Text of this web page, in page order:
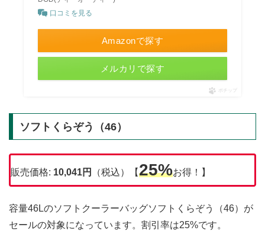
口コミを見る
Amazonで探す
メルカリで探す
ポチップ
ソフトくらぞう（46）
販売価格: 10,041円 （税込）【25%お得！】
容量46Lのソフトクーラーバッグソフトくらぞう（46）が
セールの対象になっています。割引率は25%です。